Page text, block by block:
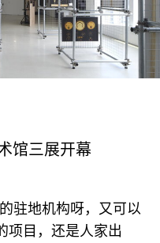
量散文，以及数部小
》（ERASMUS IS
，1995）；《讨
CENTRE
，1997）；《无
）（伦敦：
鲁塞尔：LES
馆三展开幕
驻地机构呀，又可以
项目，还是人家出